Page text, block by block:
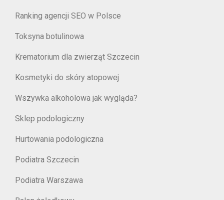
Ranking agencji SEO w Polsce
Toksyna botulinowa
Krematorium dla zwierząt Szczecin
Kosmetyki do skóry atopowej
Wszywka alkoholowa jak wygląda?
Sklep podologiczny
Hurtowania podologiczna
Podiatra Szczecin
Podiatra Warszawa